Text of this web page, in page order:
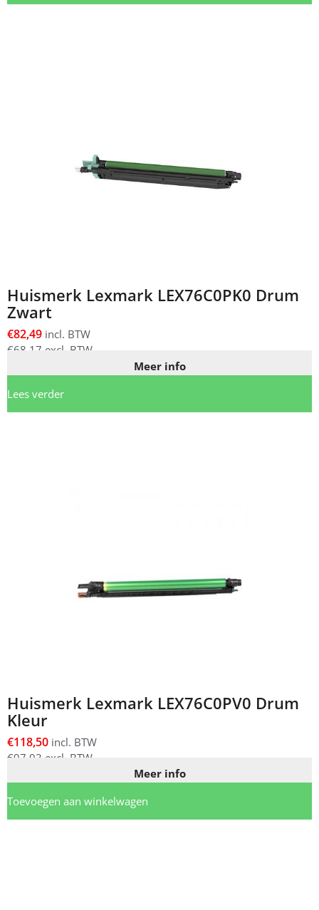
Huismerk Lexmark LEX76C0PK0 Drum
Zwart
€82,49 incl. BTW
€68,17 excl. BTW
Meer info
Lees verder
Huismerk Lexmark LEX76C0PV0 Drum
Kleur
€118,50 incl. BTW
€97,93 excl. BTW
Meer info
Toevoegen aan winkelwagen